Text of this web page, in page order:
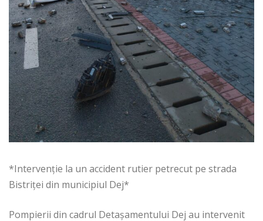
*Intervenție la un accident rutier petrecut pe strada
Bistriței din municipiul Dej*
Pompierii din cadrul Detașamentului Dej au intervenit